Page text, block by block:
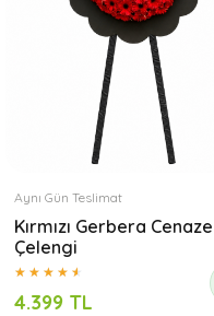
Aynı Gün Teslimat
Kırmızı Gerbera Cenaze
Çelengi
4.399 TL